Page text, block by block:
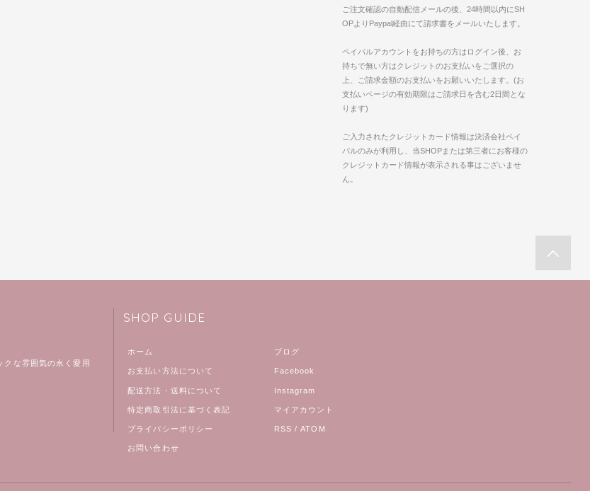
ご注文確認の自動配信メールの後、24時間以内にSH
OPよりPaypal経由にて請求書をメールいたします。
ペイパルアカウントをお持ちの方はログイン後、お
持ちで無い方はクレジットのお支払いをご選択の
上、ご請求金額のお支払いをお願いいたします。(お
支払いページの有効期限はご請求日を含む2日間とな
ります)
ご入力されたクレジットカード情報は決済会社ペイ
パルのみが利用し、当SHOPまたは第三者にお客様の
クレジットカード情報が表示される事はございませ
ん。
クな雰囲気の永く愛用
SHOP GUIDE
ホーム
お支払い方法について
配送方法・送料について
特定商取引法に基づく表記
プライバシーポリシー
お問い合わせ
ブログ
Facebook
Instagram
マイアカウント
RSS /ATOM